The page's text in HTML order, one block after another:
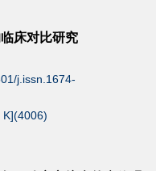
床对比研究
j.issn.1674-
K](4006)